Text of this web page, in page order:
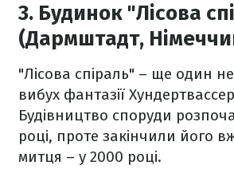
3. Будинок "Лісова
(Дармштадт,
"Лісова спіраль" – ще один
вибух фантазії
Будівництво споруди
році, проте закінчили його
митця – у 2000 році.